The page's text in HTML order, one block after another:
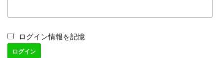
ログイン情報を記憶